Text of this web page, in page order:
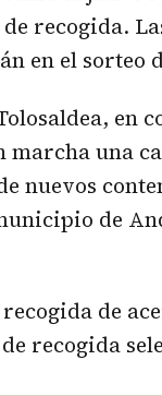
recogida.
en el sorteo
en
marcha una
nuevos
de
de
recogida